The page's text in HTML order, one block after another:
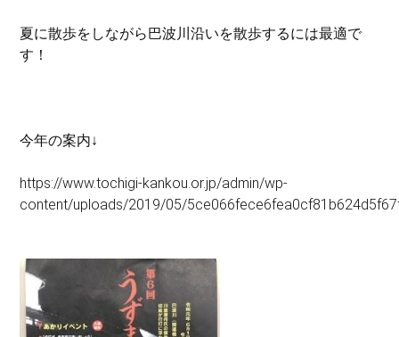
夏に散歩をしながら巴波川沿いを散歩するには最適で
す！
今年の案内↓
https://www.tochigi-kankou.or.jp/admin/wp-
content/uploads/2019/05/